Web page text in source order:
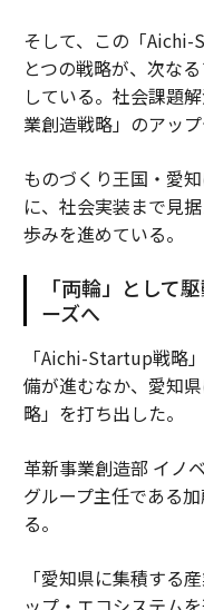
そして、この「
とつの戦略が、次な
している。社会課題
業創造戦略」のアップ
ものづくり王国・愛
に、社会実装まで見
歩みを進めている。
「両輪」として
ーズへ
「Aichi-Startup戦略
備が進むなか、愛知
略」を打ち出した。
革新事業創造部 イノ
グループ主任である
る。
「愛知県に集積する